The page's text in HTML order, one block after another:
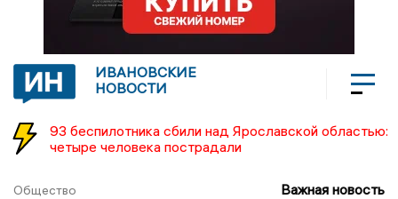
ИВАНОВСКИЕ
НОВОСТИ
93 беспилотника сбили над Ярославской областью:
четыре человека пострадали
Общество Важная новость